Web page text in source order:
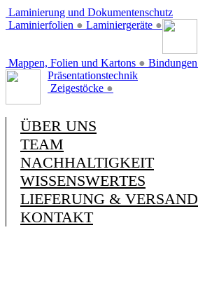
Laminierung und Dokumentenschutz
Laminierfolien ● Laminiergeräte ●
Mappen, Folien und Kartons ● Bindungen
Präsentationstechnik
Zeigestöcke ●
ÜBER UNS
TEAM
NACHHALTIGKEIT
WISSENSWERTES
LIEFERUNG & VERSAND
KONTAKT